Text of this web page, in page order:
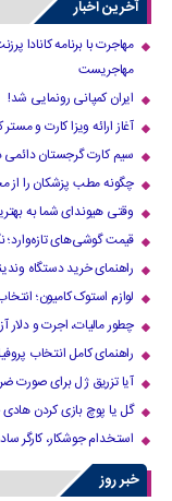
آخرین اخبار
مهاجرت با برنامه کانادا
مهاجریست
ایران کمپانی رونمایی شد!
آغاز ارائه ویزا کارت و مستر
سیم کارت گرجستان دائمی
چگونه مطب پزشکان را از
وقتی هیوندای شما به
قیمت گوشی‌های تازه‌وارد؛
راهنمای خرید دستگاه
لوازم استوک کامیون؛
چطور مالیات، اجرت و دلار آزاد بر قیمت
راهنمای کامل انتخاب
آیا تزریق ژل برای صورت
گل یا پوچ بازی کردن هادی
استخدام جوشکار، کارگر
خبر روز